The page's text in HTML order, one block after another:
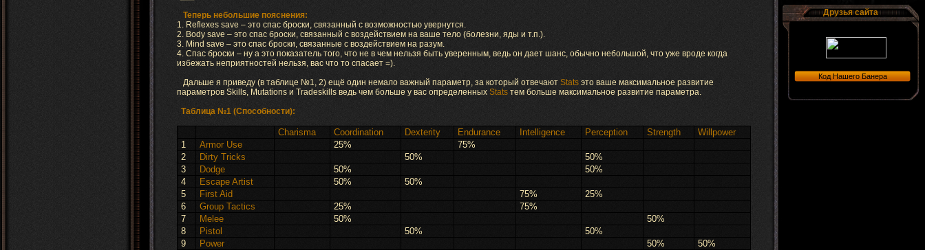
Теперь небольшие пояснения:
1. Reflexes save – это спас броски, связанный с возможностью увернутся.
2. Body save – это спас броски, связанный с воздействием на ваше тело (болезни, яды и т.п.).
3. Mind save – это спас броски, связанные с воздействием на разум.
4. Спас броски – ну а это показатель того, что не в чем нельзя быть уверенным, ведь он дает шанс, обычно небольшой, что уже вроде когда
избежать неприятностей нельзя, вас что то спасает =).
Дальше я приведу (в таблице №1, 2) ещё один немало важный параметр, за который отвечают Stats это ваше максимальное развитие
параметров Skills, Mutations и Tradeskills ведь чем больше у вас определенных Stats тем больше максимальное развитие параметра.
Таблица №1 (Способности):
Charisma Coordination Dexterity Endurance Intelligence Perception Strength
Willpower
1
Armor Use 25%
75%
2
Dirty Tricks 50%
50%
3
Dodge 50%
50%
4
Escape Artist 50%
50%
5
First Aid 75%
25%
6
Group Tactics 25%
75%
7
Melee 50%
50%
8
Pistol 50%
50%
9
Power 50%
50%
Друзья сайта